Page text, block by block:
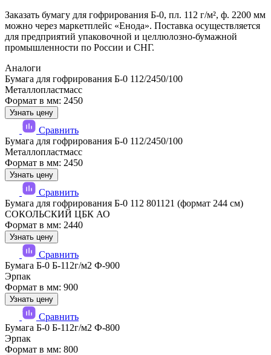
Заказать бумагу для гофрирования Б-0, пл. 112 г/м², ф. 2200 мм
можно через маркетплейс «Енода». Поставка осуществляется
для предприятий упаковочной и целлюлозно-бумажной
промышленности по России и СНГ.
Аналоги
Бумага для гофрирования Б-0 112/2450/100
Металлопластмасс
Формат в мм: 2450
Узнать цену
Сравнить
Бумага для гофрирования Б-0 112/2450/100
Металлопластмасс
Формат в мм: 2450
Узнать цену
Сравнить
Бумага для гофрирования Б-0 112 801121 (формат 244 см)
СОКОЛЬСКИЙ ЦБК АО
Формат в мм: 2440
Узнать цену
Сравнить
Бумага Б-0 Б-112г/м2 Ф-900
Эрпак
Формат в мм: 900
Узнать цену
Сравнить
Бумага Б-0 Б-112г/м2 Ф-800
Эрпак
Формат в мм: 800